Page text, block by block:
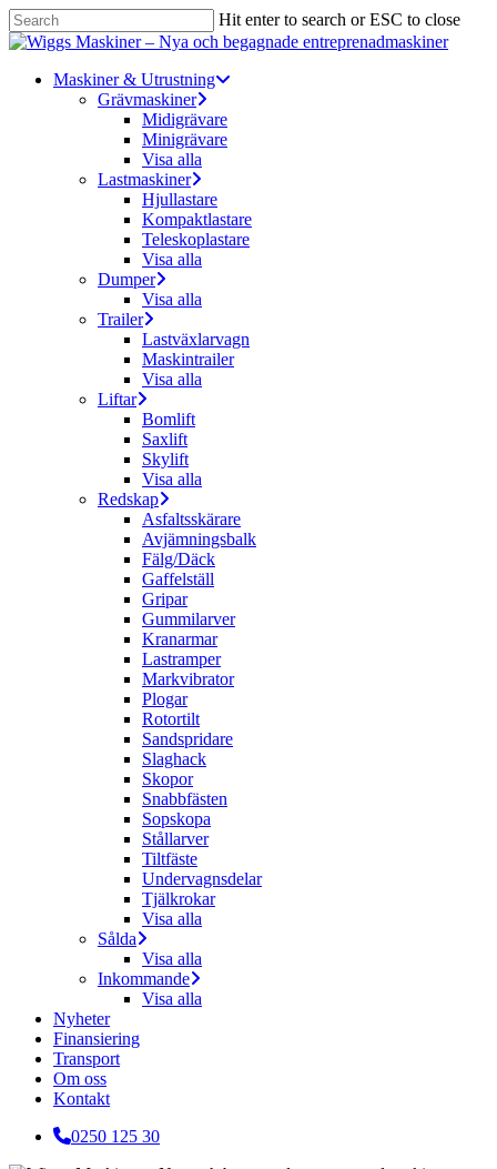
Skip
to
content
Hit enter to search or ESC to close
Close
Menu
Maskiner & Utrustning
Grävmaskiner
Midigrävare
Minigrävare
Visa alla
Lastmaskiner
Hjullastare
Kompaktlastare
Teleskoplastare
Visa alla
Dumper
Visa alla
Trailer
Lastväxlarvagn
Maskintrailer
Visa alla
Liftar
Bomlift
Saxlift
Skylift
Visa alla
Redskap
Asfaltsskärare
Avjämningsbalk
Fälg/Däck
Gaffelställ
Gripar
Gummilarver
Kranarmar
Lastramper
Markvibrator
Plogar
Rotortilt
Sandspridare
Slaghack
Skopor
Snabbfästen
Sopskopa
Stållarver
Tiltfäste
Undervagnsdelar
Tjälkrokar
Visa alla
Sålda
Visa alla
Inkommande
Visa alla
Nyheter
Finansiering
Transport
Om oss
Kontakt
0250 125 30